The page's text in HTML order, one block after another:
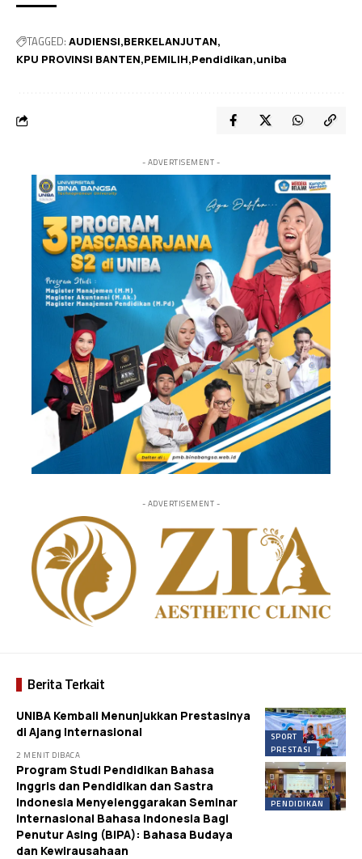
TAGGED: AUDIENSI BERKELANJUTAN
KPU PROVINSI BANTEN PEMILIH Pendidikan uniba
- ADVERTISEMENT -
- ADVERTISEMENT -
Berita Terkait
SPORT
PRESTASI
UNIBA Kembali Menunjukkan Prestasinya
di Ajang Internasional
2 MENIT DIBACA
PENDIDIKAN
Program Studi Pendidikan Bahasa
Inggris dan Pendidikan dan Sastra
Indonesia Menyelenggarakan Seminar
Internasional Bahasa Indonesia Bagi
Penutur Asing (BIPA): Bahasa Budaya
dan Kewirausahaan